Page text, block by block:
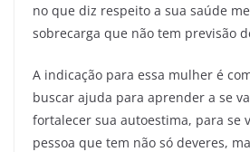
no que diz respeito a sua saúde
sobrecarga que não tem previsão
A indicação para essa mulher é
buscar ajuda para aprender a se
fortalecer sua autoestima, para se
pessoa que tem não só deveres,